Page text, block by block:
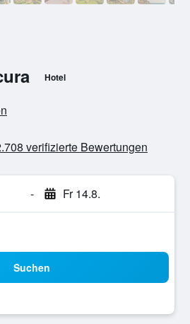
Hotel
verifizierte Bewertungen
- Fr 14.8.
Suchen